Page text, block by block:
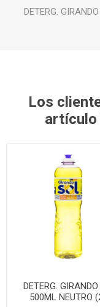
DETERG.
Los
artículo
DETERG.
500ML NEUTRO